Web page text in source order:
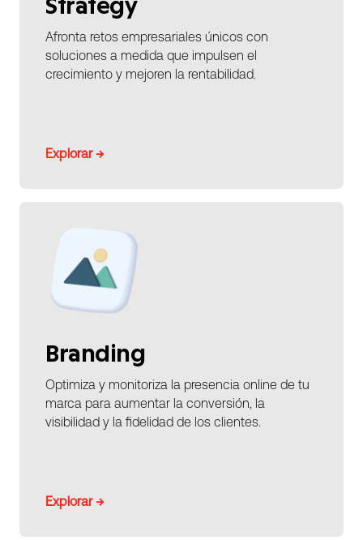
Strategy
Afronta retos empresariales únicos con
soluciones a medida que impulsen el
crecimiento y mejoren la rentabilidad.
Explorar →
Branding
Optimiza y monitoriza la presencia online de tu
marca para aumentar la conversión, la
visibilidad y la fidelidad de los clientes.
Explorar →